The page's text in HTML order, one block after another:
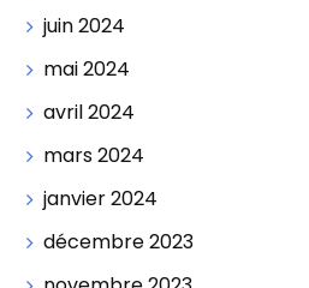
juin 2024
mai 2024
avril 2024
mars 2024
janvier 2024
décembre 2023